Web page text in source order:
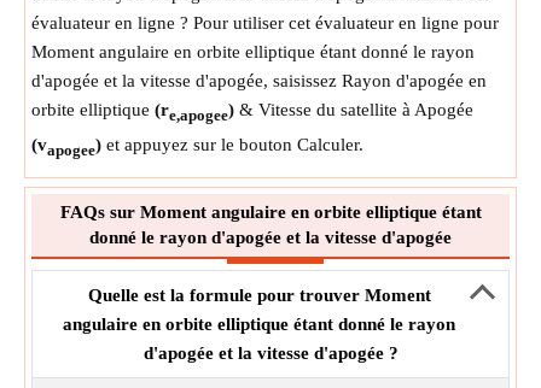
évaluateur en ligne ? Pour utiliser cet évaluateur en ligne pour
Moment angulaire en orbite elliptique étant donné le rayon
d'apogée et la vitesse d'apogée, saisissez Rayon d'apogée en
orbite elliptique (re,apogee) & Vitesse du satellite à Apogée
(vapogee) et appuyez sur le bouton Calculer.
FAQs sur Moment angulaire en orbite elliptique étant
donné le rayon d'apogée et la vitesse d'apogée
Quelle est la formule pour trouver Moment
angulaire en orbite elliptique étant donné le rayon
d'apogée et la vitesse d'apogée ?